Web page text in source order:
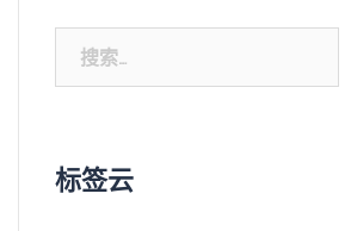
索：
标签云